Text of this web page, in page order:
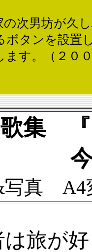
次男坊が久
ボタンを設置
ます。（２０
集 『
写真
旅が